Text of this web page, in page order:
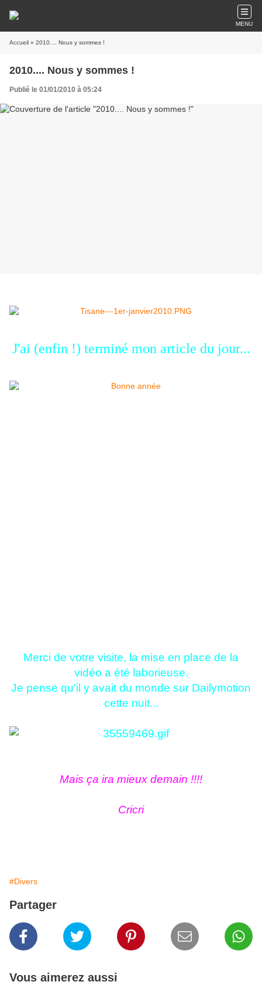
MENU
Accueil » 2010.... Nous y sommes !
2010.... Nous y sommes !
Publié le 01/01/2010 à 05:24
J'ai (enfin !) terminé mon article du jour...
Merci de votre visite, la mise en place de la
vidéo a été laborieuse.
Je pense qu'il y avait du monde sur Dailymotion
cette nuit...
Mais ça ira mieux demain !!!!
Cricri
#Divers
Partager
Vous aimerez aussi